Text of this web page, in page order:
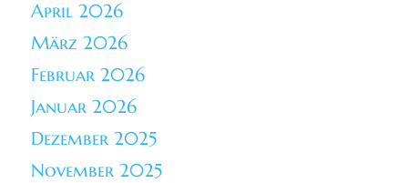
April 2026
März 2026
Februar 2026
Januar 2026
Dezember 2025
November 2025